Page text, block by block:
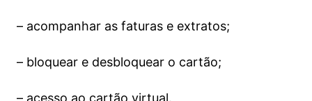
– acompanhar as faturas e extratos;
– bloquear e desbloquear o cartão;
– acesso ao cartão virtual.